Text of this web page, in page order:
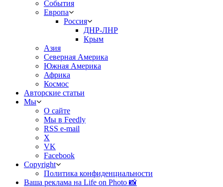
События
Европа
Россия
ДНР-ЛНР
Крым
Азия
Северная Америка
Южная Америка
Африка
Космос
Авторские статьи
Мы
О сайте
Мы в Feedly
RSS e-mail
X
VK
Facebook
Copyright
Политика конфиденциальности
Ваша реклама на Life on Photo 📸